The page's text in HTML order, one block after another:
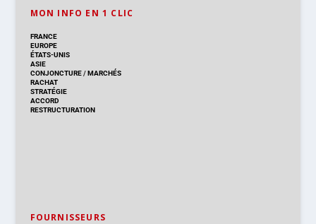
MON INFO EN 1 CLIC
FRANCE
EUROPE
ÉTATS-UNIS
ASIE
CONJONCTURE/MARCHÉS
RACHAT
STRATÉGIE
ACCORD
RESTRUCTURATION
FOURNISSEURS